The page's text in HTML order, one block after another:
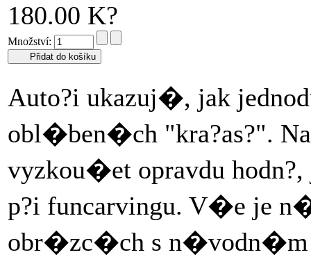
180.00 K?
Množství:
Auto?i ukazuj�, jak
obl�ben�ch "kra?as?".
vyzkou�et opravdu
p?i funcarvingu. V�e je
obr�zc�ch s n�vodn�m